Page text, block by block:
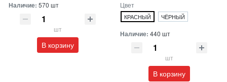
Наличие: 570 шт
шт
В корзину
Цвет
КРАСНЫЙ ЧЁРНЫЙ
Наличие: 440 шт
шт
В корзину